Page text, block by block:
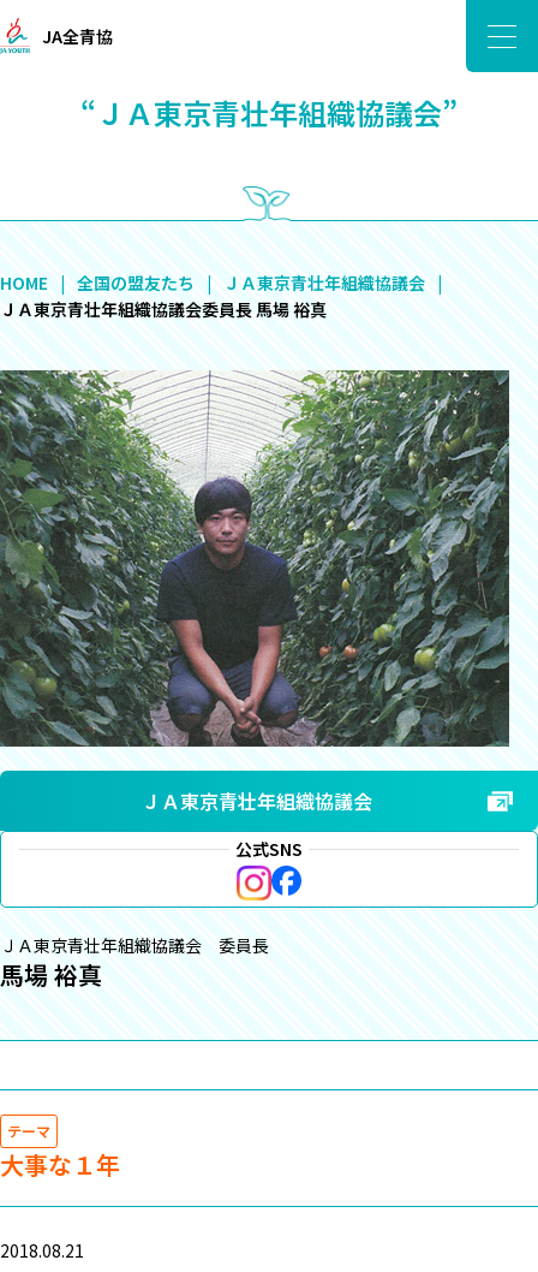
JA全青協
“ＪＡ東京青壮年組織協議会”
HOME 全国の盟友たち
ＪＡ東京青壮年組織協議会
ＪＡ東京青壮年組織協議会委員長 馬場 裕真
ＪＡ東京青壮年組織協議会
公式SNS
ＪＡ東京青壮年組織協議会 委員長
馬場 裕真
テーマ
大事な１年
2018.08.21